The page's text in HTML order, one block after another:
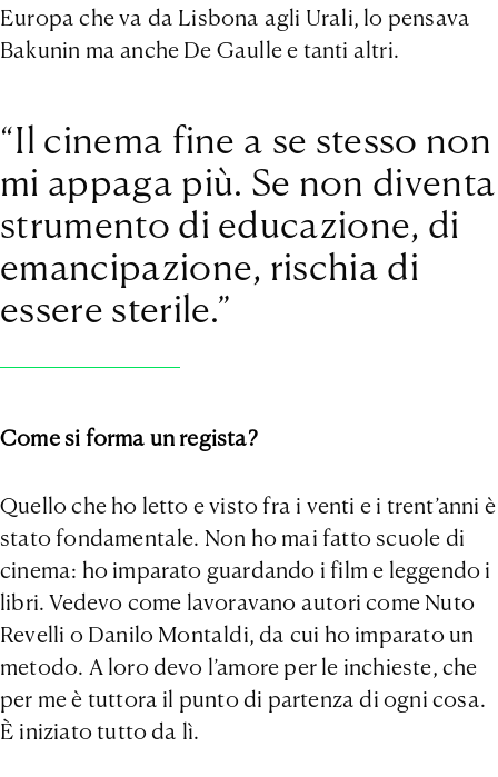
Europa che va da Lisbona agli Urali, lo pensava
Bakunin ma anche De Gaulle e tanti altri.
“Il cinema fine a se stesso non
mi appaga più. Se non diventa
strumento di educazione, di
emancipazione, rischia di
essere sterile.”
Come si forma un regista?
Quello che ho letto e visto fra i venti e i trent’anni è
stato fondamentale. Non ho mai fatto scuole di
cinema: ho imparato guardando i film e leggendo i
libri. Vedevo come lavoravano autori come Nuto
Revelli o Danilo Montaldi, da cui ho imparato un
metodo. A loro devo l’amore per le inchieste, che
per me è tuttora il punto di partenza di ogni cosa.
È iniziato tutto da lì.